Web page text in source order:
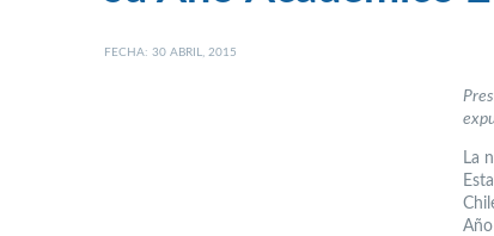
FECHA: 30 ABRIL, 2015
La